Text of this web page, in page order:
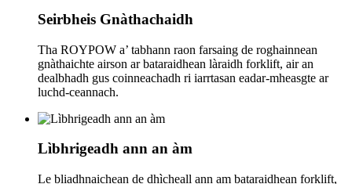
Seirbheis Gnàthachaidh
Tha ROYPOW a’ tabhann raon farsaing de roghainnean
gnàthaichte airson ar bataraidhean làraidh forklift, air an
dealbhadh gus coinneachadh ri iarrtasan eadar-mheasgte ar
luchd-ceannach.
Lìbhrigeadh ann an àm
Le bliadhnaichean de dhìcheall ann am bataraidhean forklift,